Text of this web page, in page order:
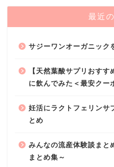
最近
サジーワンオーガニック
【天然葉酸サプリおす
に飲んでみた＜最安クー
妊活にラクトフェリンサ
とめ
みんなの流産体験談まと
まとめ集～